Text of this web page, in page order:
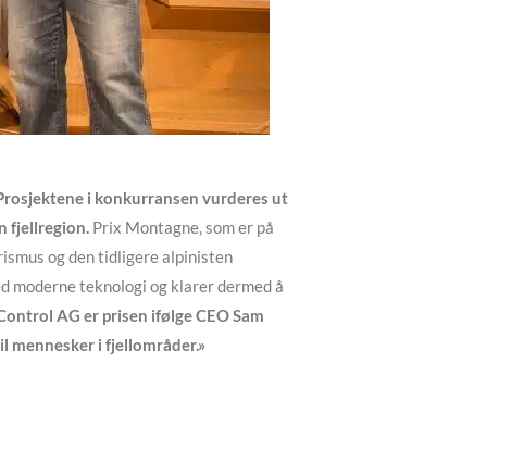
i konkurransen vurderes ut
fjellregion. Prix Montagne, som er på
og den tidligere alpinisten
moderne teknologi og klarer dermed å
AG er prisen ifølge CEO Sam
mennesker i fjellområder.»